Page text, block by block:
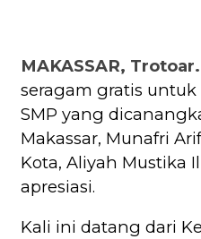
MAKASSAR,
seragam gratis untuk
SMP yang
Makassar, Munafri
Kota, Aliyah Mustika
apresiasi.
Kali ini datang dari